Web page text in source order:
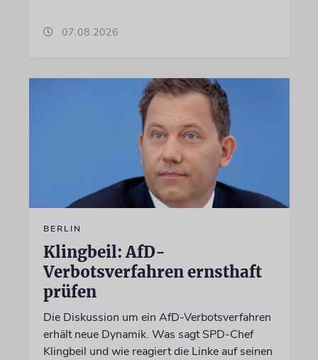
07.08.2026
BERLIN
Klingbeil: AfD-
Verbotsverfahren ernsthaft
prüfen
Die Diskussion um ein AfD-Verbotsverfahren
erhält neue Dynamik. Was sagt SPD-Chef
Klingbeil und wie reagiert die Linke auf seinen